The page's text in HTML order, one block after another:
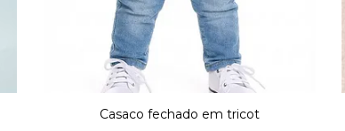
Casaco fechado em tricot